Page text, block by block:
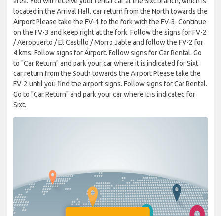
located in the Arrival Hall. car return from the North towards the
Airport Please take the FV-1 to the fork with the FV-3. Continue
on the FV-3 and keep right at the fork. Follow the signs for FV-2
/ Aeropuerto / El Castillo / Morro Jable and follow the FV-2 for
4 kms. Follow signs for Airport. Follow signs for Car Rental. Go
to "Car Return" and park your car where it is indicated for Sixt.
car return from the South towards the Airport Please take the
FV-2 until you find the airport signs. Follow signs for Car Rental.
Go to "Car Return" and park your car where it is indicated for
Sixt.